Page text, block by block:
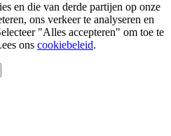
en die van derde partijen op onze
ons verkeer te analyseren en
"Alles accepteren" om toe te
ons cookiebeleid.